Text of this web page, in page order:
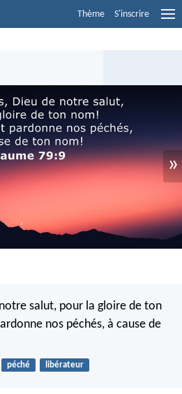
Thème S'inscrire
»
salut, pour la gloire de ton
nos péchés, à cause de
péché libérateur